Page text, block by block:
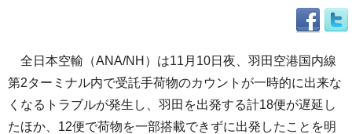
全日本空輸（ANA/NH）は11月10日夜、羽田空港国内線
第2ターミナル内で受託手荷物のカウントが一時的に出来な
くなるトラブルが発生し、羽田を出発する計18便が遅延し
たほか、12便で荷物を一部搭載できずに出発したことを明